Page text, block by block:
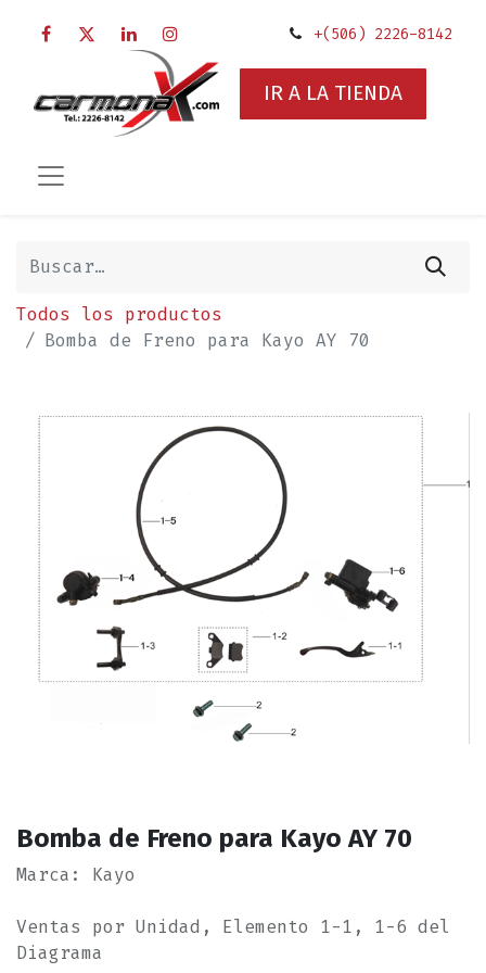
+(506) 2226-8142
IR A LA TIENDA
Todos los productos
Bomba de Freno para Kayo AY 70
Bomba de Freno para Kayo AY 70
Marca: Kayo
Ventas por Unidad, Elemento 1-1, 1-6 del
Diagrama